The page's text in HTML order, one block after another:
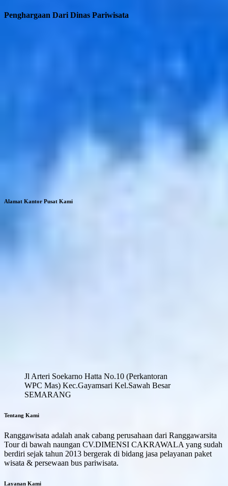
Penghargaan Dari Dinas Pariwisata
Alamat Kantor Pusat Kami
Jl Arteri Soekarno Hatta No.10 (Perkantoran
WPC Mas) Kec.Gayamsari Kel.Sawah Besar
SEMARANG
Tentang Kami
Ranggawisata adalah anak cabang perusahaan dari Ranggawarsita
Tour di bawah naungan CV.DIMENSI CAKRAWALA yang sudah
berdiri sejak tahun 2013 bergerak di bidang jasa pelayanan paket
wisata & persewaan bus pariwisata.
Layanan Kami